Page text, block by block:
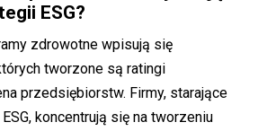
ESG?
zdrowotne wpisują się
tworzone są ratingi
przedsiębiorstw. Firmy, starające
koncentrują się na tworzeniu